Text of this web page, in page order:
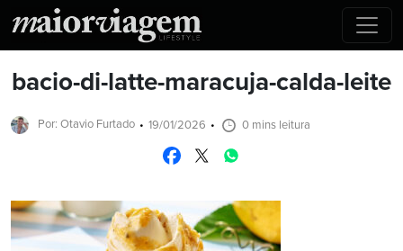
bacio-di-latte-maracuja-calda-leite
Por: Otavio Furtado 19/01/2026 0 mins leitura